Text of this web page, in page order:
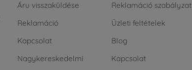
Áru visszaküldése
Reklamáció
Kapcsolat
Nagykereskedelmi
Reklamáció szabályzat
Üzleti feltételek
Blog
Kapcsolat